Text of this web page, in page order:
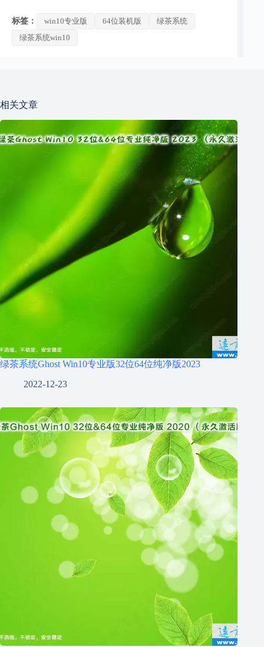
标签： win10专业版 64位装机版
绿茶系统
绿茶系统win10
相关文章
绿茶系统Ghost Win10专业版32位64位纯净版2023
2022-12-23